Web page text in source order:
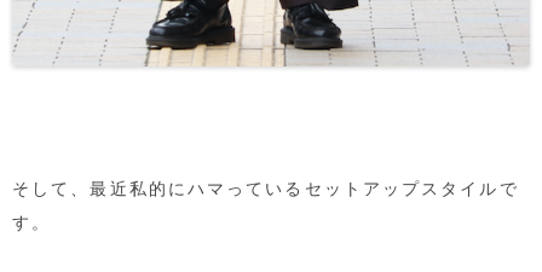
そして、最近私的にハマっているセットアップスタイルで
す。